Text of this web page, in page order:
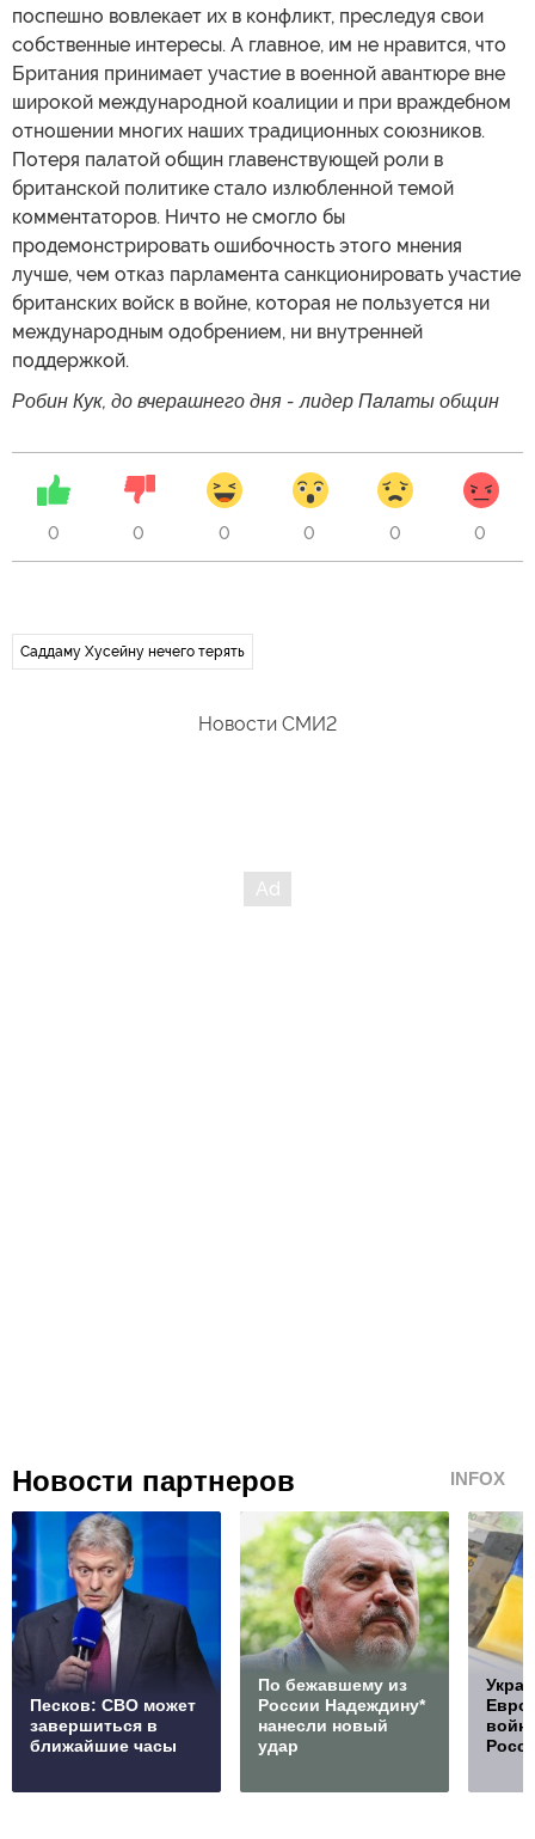
поспешно вовлекает их в конфликт, преследуя свои
собственные интересы. А главное, им не нравится, что
Британия принимает участие в военной авантюре вне
широкой международной коалиции и при враждебном
отношении многих наших традиционных союзников.
Потеря палатой общин главенствующей роли в
британской политике стало излюбленной темой
комментаторов. Ничто не смогло бы
продемонстрировать ошибочность этого мнения
лучше, чем отказ парламента санкционировать участие
британских войск в войне, которая не пользуется ни
международным одобрением, ни внутренней
поддержкой.
Робин Кук, до вчерашнего дня - лидер Палаты общин
0 0 0 0 0 0
Саддаму Хусейну нечего терять
Новости СМИ2
Новости партнеров INFOX
Песков: СВО может
завершиться в
ближайшие часы
По бежавшему из
России Надеждину*
нанесли новый
удар